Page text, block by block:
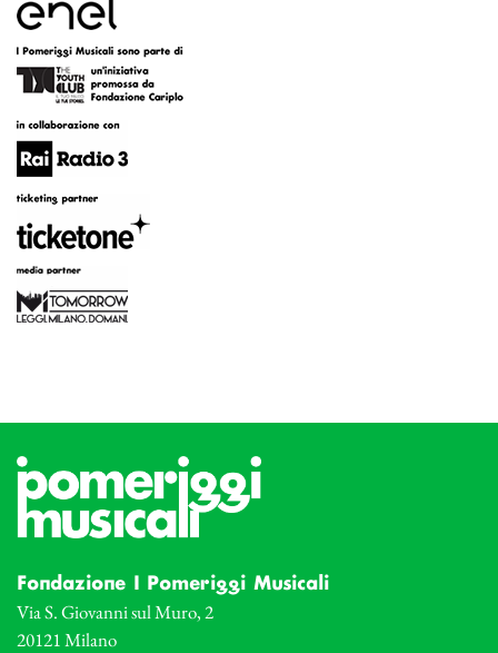
Fondazione I Pomeriggi Musicali
Via S. Giovanni sul Muro, 2
20121 Milano